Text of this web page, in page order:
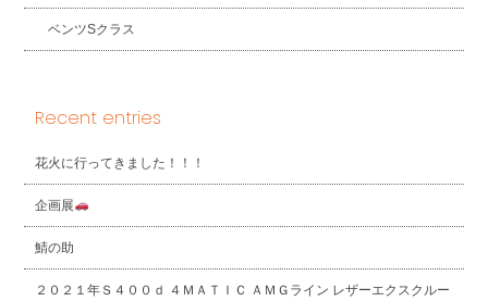
ベンツSクラス
Recent entries
花火に行ってきました！！！
企画展
鯖の助
２０２１年Ｓ４００ｄ ４ＭＡＴＩＣ ＡＭＧライン レザーエクスクルー